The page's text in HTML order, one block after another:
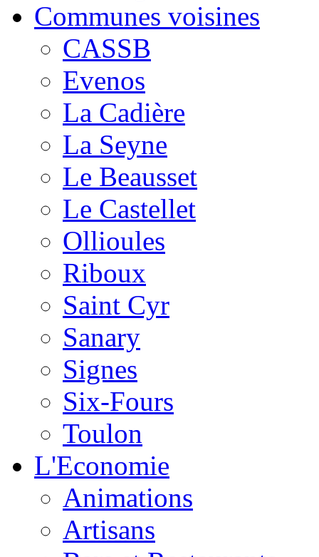
Communes voisines
CASSB
Evenos
La Cadière
La Seyne
Le Beausset
Le Castellet
Ollioules
Riboux
Saint Cyr
Sanary
Signes
Six-Fours
Toulon
L'Economie
Animations
Artisans